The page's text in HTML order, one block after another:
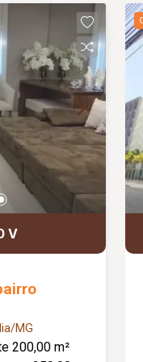
V
MG
200,00 m²